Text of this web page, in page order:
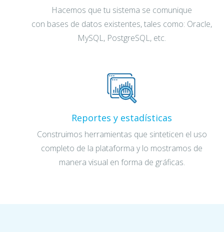
Hacemos que tu sistema se comunique
con bases de datos existentes, tales como: Oracle,
MySQL, PostgreSQL, etc.
Reportes y estadísticas
Construimos herramientas que sinteticen el uso
completo de la plataforma y lo mostramos de
manera visual en forma de gráficas.